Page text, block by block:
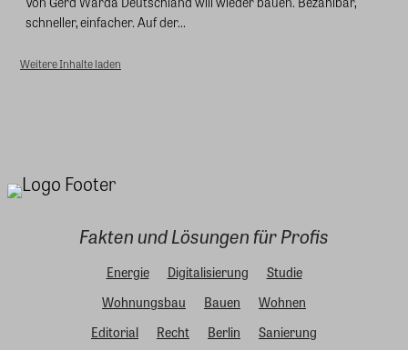
schneller, einfacher. Auf der...
Weitere Inhalte laden
Fakten und Lösungen für Profis
Energie Digitalisierung
Studie
Wohnungsbau
Bauen
Wohnen
Editorial
Recht Berlin
Sanierung